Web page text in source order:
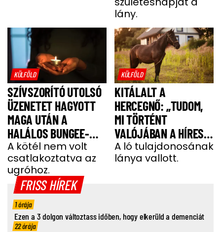
lány.
KÜLFÖLD
SZÍVSZORÍTÓ UTOLSÓ
ÜZENETET HAGYOTT
MAGA UTÁN A
HALÁLOS BUNGEE-
UGRÁS ELŐTT A
FIATAL NŐ
A kötél nem volt
csatlakoztatva az
ugróhoz.
KÜLFÖLD
KITÁLALT A
HERCEGNŐ: „TUDOM,
MI TÖRTÉNT
VALÓJÁBAN A HÍRES
SHERGAR CSŐDÖRREL”
A ló tulajdonosának
lánya vallott.
FRISS HÍREK
1 órája
Ezen a 3 dolgon változtass időben, hogy elkerüld a demenciát
22 órája